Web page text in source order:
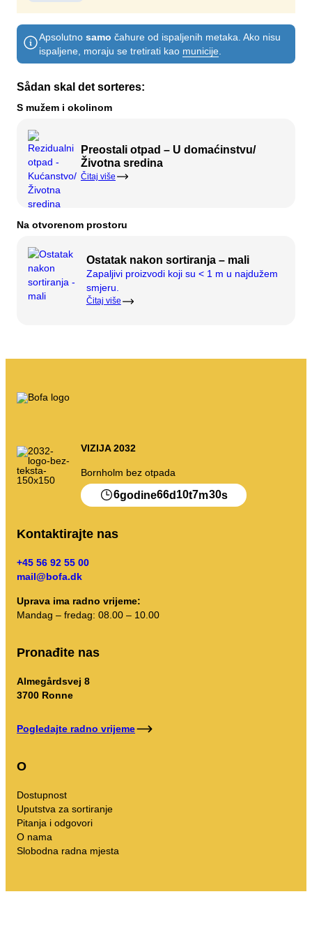
Kompost
Rušenje i renoviranje
O
Radno vrijeme
Tarife za otpad (privatno)
Link na BRK zemljišne propise
AT navođenje
Samoposluživanje
Samoposluživanje
Uputstva za sortiranje
Kontaktirajte nas
Kompanija BOFA
Apsolutno samo čahure od ispaljenih metaka. Ako nisu
ispaljene, moraju se tretirati kao municije
Sådan skal det sorteres:
S mužem i okolinom
Preostali otpad – U domaćinstvu/
Životna sredina
Čitaj više
Na otvorenom prostoru
Ostatak nakon sortiranja – mali
Zapaljivi proizvodi koji su < 1 m u najdužem
smjeru.
Čitaj više
VIZIJA 2032
Bornholm bez otpada
6godine66d 10t7m30s
Kontaktirajte nas
+45 56 92 55 00
mail@bofa.dk
Uprava ima radno vrijeme:
Mandag – fredag: 08.00 – 10.00
Pronađite nas
Almegårdsvej 8
3700 Ronne
Pogledajte radno vrijeme
O
Dostupnost
Uputstva za sortiranje
Pitanja i odgovori
O nama
Slobodna radna mjesta